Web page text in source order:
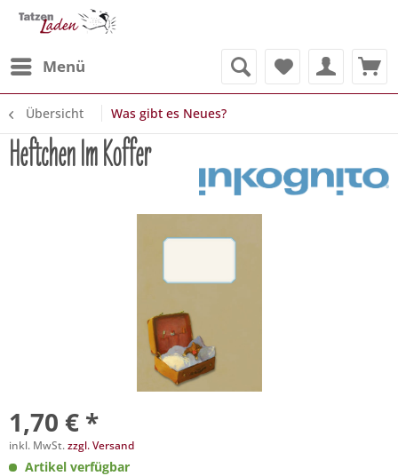
Menü
Übersicht Was gibt es Neues?
Heftchen Im Koffer
1,70 € *
inkl. MwSt.zzgl. Versand
Artikel verfügbar